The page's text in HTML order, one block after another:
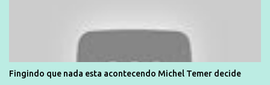
são vítimas de violência, estão em situação de risco ou têm seus
direitos violados. Leia mais: Anistia Internacional cobra do Brasil
solução do caso Amarildo - Terra Brasil
Fingindo que nada esta acontecendo Michel Temer decide